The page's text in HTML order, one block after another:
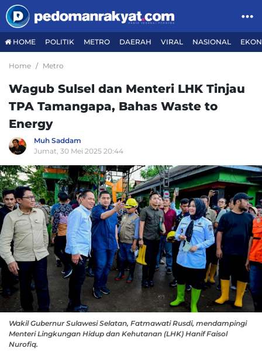
HOME POLITIK METRO DAERAH VIRAL NASIONAL
Home Metro
Wagub Sulsel dan Menteri LHK Tinjau
TPA Tamangapa, Bahas Waste to
Energy
Muh Saddam
Jumat, 30 Mei 2025 20:44
Wakil Gubernur Sulawesi Selatan, Fatmawati Rusdi, mendampingi
Menteri Lingkungan Hidup dan Kehutanan (LHK) Hanif Faisol
Nurofiq.